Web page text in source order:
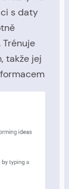
s daty
takže jej